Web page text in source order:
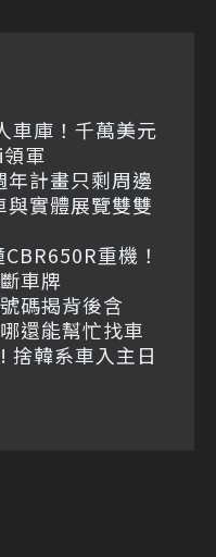
車庫！千萬美元
軍
年計畫只剩周邊
實體展覽雙雙
重機！
車牌
碼揭背後含
還能幫忙找車
捨韓系車入主日